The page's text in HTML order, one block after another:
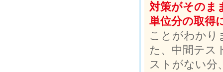
対策がそのま
単位分の取得
ことがわかり
た、中間テス
ストがない分